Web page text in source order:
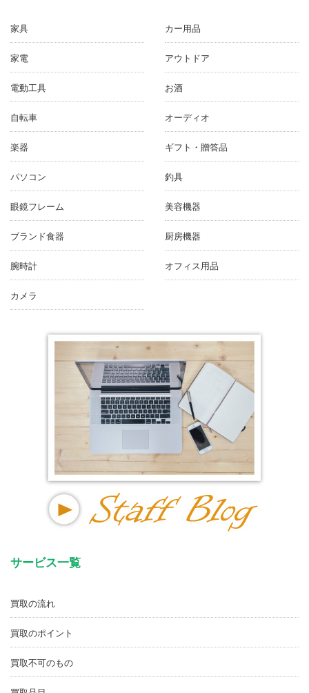
家具
家電
電動工具
自転車
楽器
パソコン
眼鏡フレーム
ブランド食器
腕時計
カメラ
カー用品
アウトドア
お酒
オーディオ
ギフト・贈答品
釣具
美容機器
厨房機器
オフィス用品
サービス一覧
買取の流れ
買取のポイント
買取不可のもの